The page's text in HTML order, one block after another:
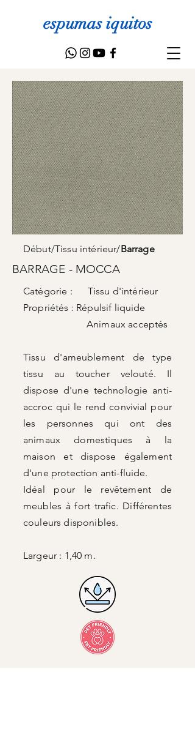
espumas iquitos
Début/Tissu intérieur/Barrage
BARRAGE - MOCCA
Catégorie : Tissu d'intérieur
Propriétés : Répulsif liquide
Animaux acceptés
Tissu d'ameublement de type
tissu au toucher velouté. Il
dispose d'une technologie anti-
accroc qui le rend convivial pour
les personnes qui ont des
animaux domestiques à la
maison et dispose également
d'une protection anti-fluide.
Idéal pour le revêtement de
meubles à fort trafic. Différentes
couleurs disponibles.
Largeur : 1,40 m.